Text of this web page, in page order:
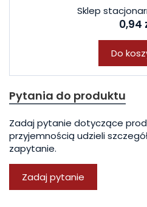
Sklep
0,94
Do
Pytania do produktu
Zadaj pytanie dotyczące
przyjemnością udzieli
zapytanie.
Zadaj pytanie